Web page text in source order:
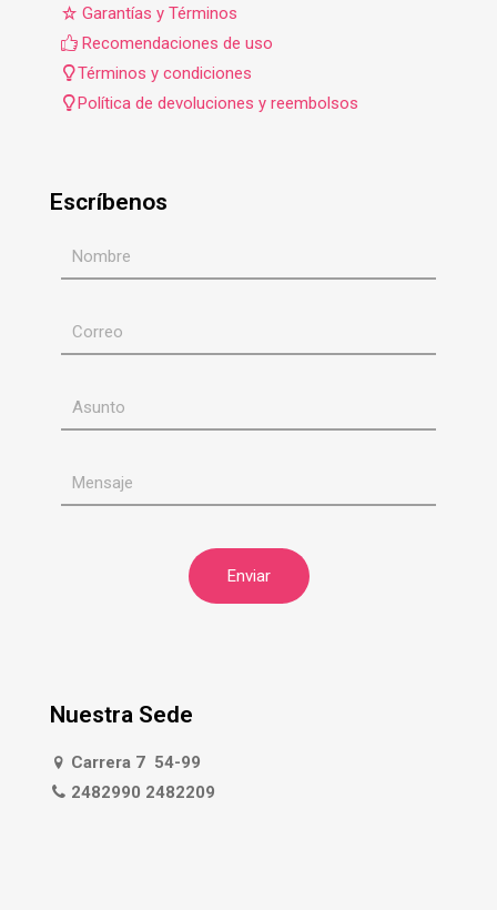
Garantías y Términos
Recomendaciones de uso
Términos y condiciones
Política de devoluciones y reembolsos
Escríbenos
Nuestra Sede
Carrera 7 54-99
2482990 2482209